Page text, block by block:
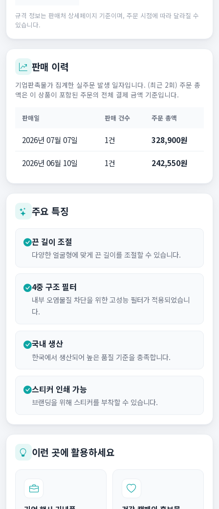
규격 정보는 판매처 상세페이지 기준이며, 주문 시점에 따라 달라질 수
있습니다.
판매 이력
기업판촉물가 집계한 실주문 발생 일자입니다. (최근 2회) 주문 총
액은 이 상품이 포함된 주문의 전체 결제 금액 기준입니다.
판매일 판매 건수 주문 총액
2026년 07월 07일 1건 328,900원
2026년 06월 10일 1건 242,550원
주요 특징
끈 길이 조절
다양한 얼굴형에 맞게 끈 길이를 조절할 수 있습니다.
4중 구조 필터
내부 오염물질 차단을 위한 고성능 필터가 적용되었습니
다.
국내 생산
한국에서 생산되어 높은 품질 기준을 충족합니다.
스티커 인쇄 가능
브랜딩을 위해 스티커를 부착할 수 있습니다.
이런 곳에 활용하세요